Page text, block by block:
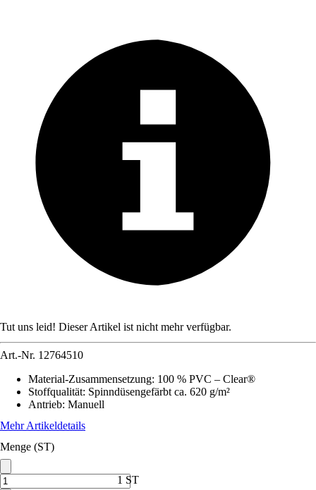
Tut uns leid! Dieser Artikel ist nicht mehr verfügbar.
Art.-Nr. 12764510
Material-Zusammensetzung: 100 % PVC – Clear®
Stoffqualität: Spinndüsengefärbt ca. 620 g/m²
Antrieb: Manuell
Mehr Artikeldetails
Menge (ST)
1 ST